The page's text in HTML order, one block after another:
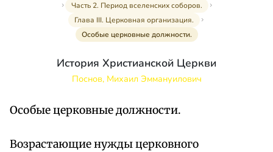
Часть 2. Период вселенских соборов.
Глава III. Церковная организация.
Особые церковные должности.
История Христианской Церкви
Поснов, Михаил Эммануилович
Особые церковные должности.
Возрастающие нужды церковного